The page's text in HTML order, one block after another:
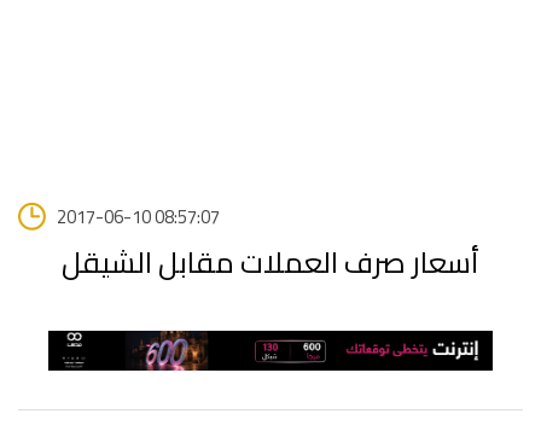
2017-06-10 08:57:07
أسعار صرف العملات مقابل الشيقل